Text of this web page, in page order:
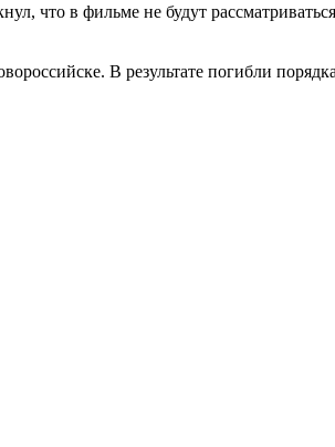
что в фильме не будут
В результате погибли